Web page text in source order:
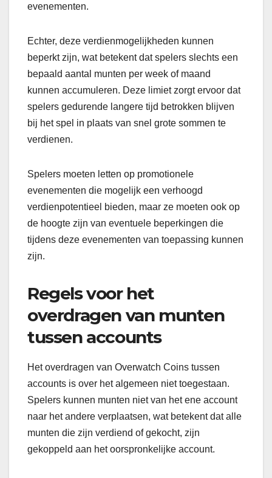
evenementen.
Echter, deze verdienmogelijkheden kunnen
beperkt zijn, wat betekent dat spelers slechts een
bepaald aantal munten per week of maand
kunnen accumuleren. Deze limiet zorgt ervoor dat
spelers gedurende langere tijd betrokken blijven
bij het spel in plaats van snel grote sommen te
verdienen.
Spelers moeten letten op promotionele
evenementen die mogelijk een verhoogd
verdienpotentieel bieden, maar ze moeten ook op
de hoogte zijn van eventuele beperkingen die
tijdens deze evenementen van toepassing kunnen
zijn.
Regels voor het
overdragen van munten
tussen accounts
Het overdragen van Overwatch Coins tussen
accounts is over het algemeen niet toegestaan.
Spelers kunnen munten niet van het ene account
naar het andere verplaatsen, wat betekent dat alle
munten die zijn verdiend of gekocht, zijn
gekoppeld aan het oorspronkelijke account.